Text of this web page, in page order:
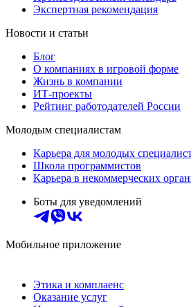
Экспертная рекомендация
Новости и статьи
Блог
О компаниях в игровой форме
Жизнь в компании
ИТ-проекты
Рейтинг работодателей России
Молодым специалистам
Карьера для молодых
Школа программистов
Карьера в некоммерческих
Боты для уведомлений
Мобильное приложение
Этика и комплаенс
Оказание услуг